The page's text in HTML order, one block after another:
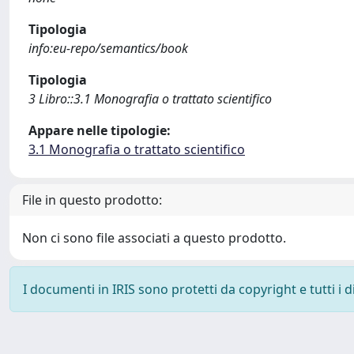
Tipologia
info:eu-repo/semantics/book
Tipologia
3 Libro::3.1 Monografia o trattato scientifico
Appare nelle tipologie:
3.1 Monografia o trattato scientifico
File in questo prodotto:
Non ci sono file associati a questo prodotto.
I documenti in IRIS sono protetti da copyright e tutti i